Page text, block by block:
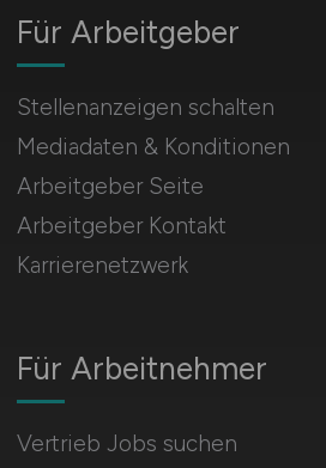
Für Arbeitnehmer
Vertrieb Jobs suchen
Für Arbeitgeber
Stellenanzeigen schalten
Mediadaten & Konditionen
Arbeitgeber Seite
Arbeitgeber Kontakt
Karrierenetzwerk